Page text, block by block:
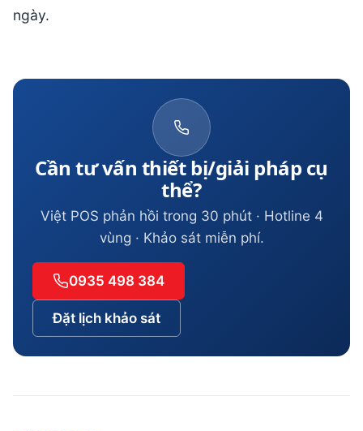
ngày.
Cần tư vấn thiết bị/giải pháp cụ
thể?
Việt POS phản hồi trong 30 phút · Hotline 4
vùng · Khảo sát miễn phí.
0935 498 384
Đặt lịch khảo sát